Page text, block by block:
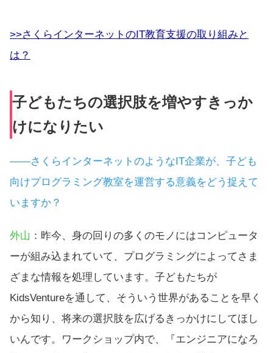
>>さくらインターネットのIT教育支援の取り組みと
は？
子どもたちの選択肢を増やすきっか
けになりたい
――さくらインターネットのようなIT企業が、子ども
向けプログラミング教室を運営する意義をどう捉えて
いますか？
外山 ：昨今、身の回りの多くのモノにはコンピュータ
ーが組み込まれていて、プログラミングによってさま
ざまな情報を処理しています。子どもたちが
KidsVentureを通して、そういう世界があることを早く
から知り、将来の選択肢を広げるきっかけにしてほし
いんです。ワークショップ内で、『エンジニアになろ